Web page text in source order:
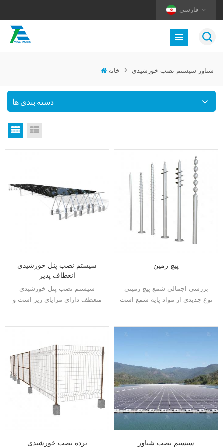
فارسی
خانه > شناور سیستم نصب خورشیدی
دسته بندی ها
نمای گرید
سیستم نصب پنل خورشیدی
انعطاف پذیر
سیستم نصب پنل خورشیدی
منعطف دارای مزایای زیر است و
با آویزان کردن، کشیدن و آویزان
کردن چهار روش نصب بزرگ با
موفقیت برطرف می کند و حالت
پشتیبانی انرژی فتوولتائیک توزیع
شده را بهبود می بخشد. سیستم
تولید
پیچ زمین
بررسی اجمالی شمع پیچ زمینی
نوع جدیدی از مواد پایه شمع است
اختراع برای جایگزینی پایه مستقل
با بار متصل می شود. ساخت و
ساز با شرایط زمین شناسی،
کارایی ساخت و ساز محدود نمی
شود، به محیط زیست آسیب نمی
رساند و مزایای بیشتری از حفاظت
از محیط زیست دارد. هنوز می
توان آن را حتی در شرایط آب و
هوایی شدید سرد ساخت، می
نرده نصب خورشیدی سیستم نصب شناور